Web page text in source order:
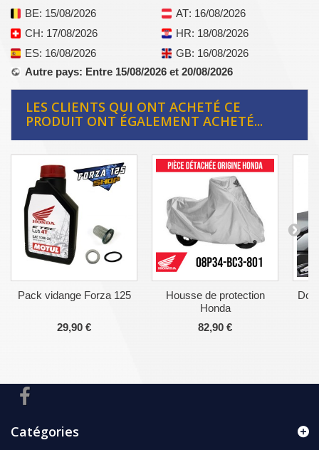
BE: 15/08/2026 AT: 16/08/2026
CH: 17/08/2026 HR: 18/08/2026
ES: 16/08/2026 GB: 16/08/2026
Autre pays: Entre 15/08/2026 et 20/08/2026
LES CLIENTS QUI ONT ACHETÉ CE
PRODUIT ONT ÉGALEMENT ACHETÉ...
Pack vidange Forza 125
29,90 €
Housse de protection
Honda
82,90 €
Catégories